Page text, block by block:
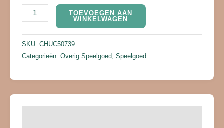
TOEVOEGEN AAN
WINKELWAGEN
SKU: CHUC50739
Categorieën: Overig Speelgoed, Speelgoed